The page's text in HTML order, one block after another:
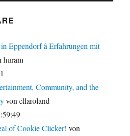
Eppendorf â Erfahrungen mit
huram
Community, and the
von ellaroland
of Cookie Clicker! von